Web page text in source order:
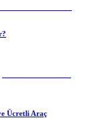
Ücretli Araç